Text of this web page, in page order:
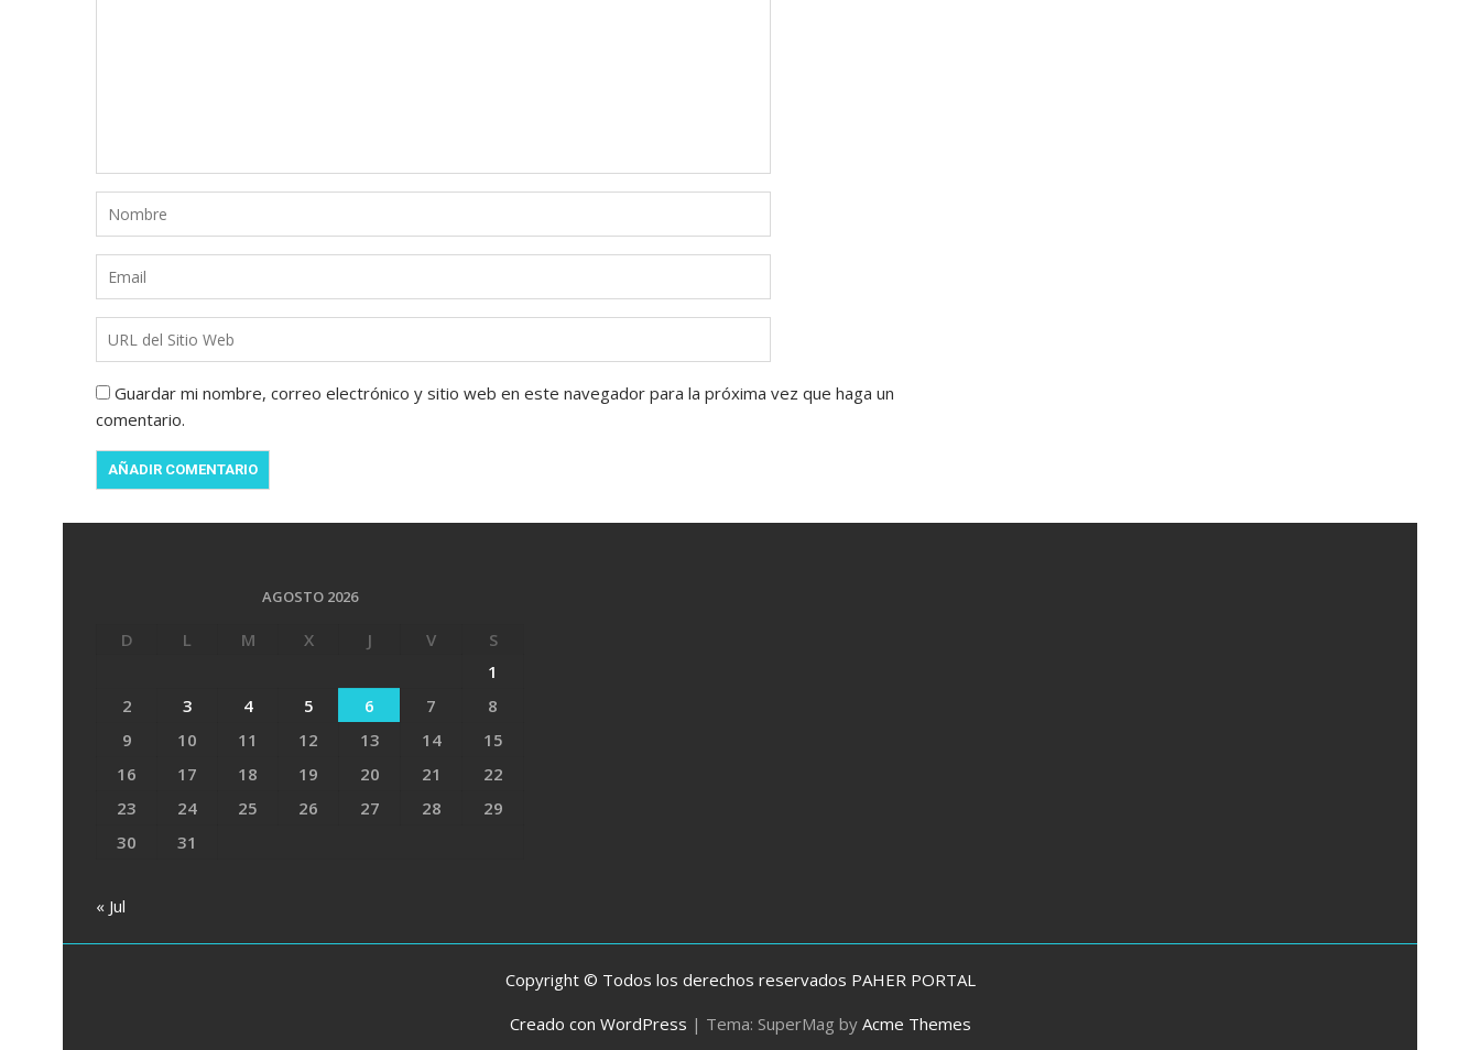
Guardar mi nombre, correo electrónico y sitio web en este navegador para la próxima vez que haga un
comentario.
AGOSTO 2026
D L M X J V
S
1
2
3 4 5 6 7
8
9
10 11 12 13 14
15
16
17 18 19 20 21
22
23
24 25 26 27 28
29
30
31
« Jul
Copyright © Todos los derechos reservados PAHER PORTAL
Creado con WordPress | Tema: SuperMag by Acme Themes